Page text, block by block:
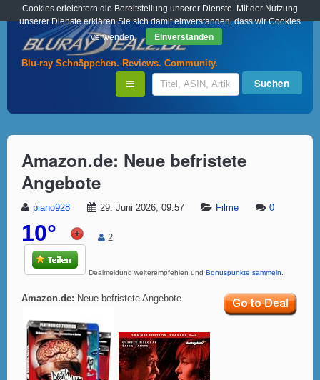
Blu-ray Schnäppchen. Reviews. Community.
Amazon.de: Neue befristete
Angebote
piano928 29. Juni 2026, 09:57 Filme 0
10° 2
Dealmeldung weiterempfehlen und Bonuspunkte sammeln
Amazon.de: Neue befristete Angebote
Cookies erleichtern die Bereitstellung unserer Dienste. Mit der Nutzung
unserer Dienste erklären Sie sich damit einverstanden, dass wir Cookies
verwenden.
Einverstanden